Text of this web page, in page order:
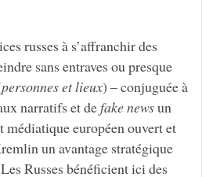
russes à s’affranchir des
sans entraves ou presque
personnes et lieux) – conjuguée à
narratifs et defake newsun
médiatique européen ouvert et
un avantage stratégique
Russes bénéficient ici des